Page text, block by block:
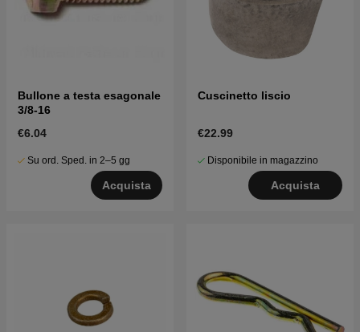
Bullone a testa esagonale
3/8-16
€6.04
Su ord. Sped. in 2–5 gg
Acquista
Cuscinetto liscio
€22.99
Disponibile in magazzino
Acquista